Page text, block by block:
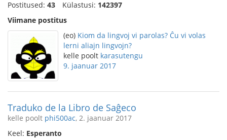
Postitused: 43 Külastusi: 142397
Viimane postitus
(eo) Kiom da lingvoj vi parolas? Ĉu vi volas
lerni aliajn lingvojn?
kelle poolt karasutengu
9. jaanuar 2017
Traduko de la Libro de Saĝeco
kelle poolt phi500ac, 2. jaanuar 2017
Keel: Esperanto